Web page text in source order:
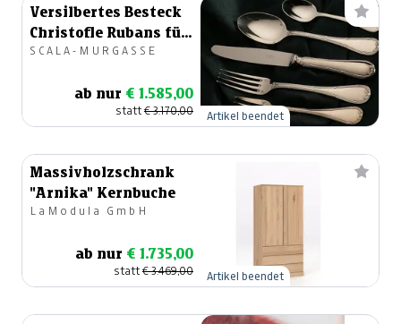
Versilbertes Besteck
Christofle Rubans für
6 Personen
SCALA-MURGASSE
ab nur € 1.585,00
statt€ 3.170,00 Artikel beendet
Massivholzschrank
"Arnika" Kernbuche
LaModula GmbH
ab nur € 1.735,00
statt€ 3.469,00 Artikel beendet